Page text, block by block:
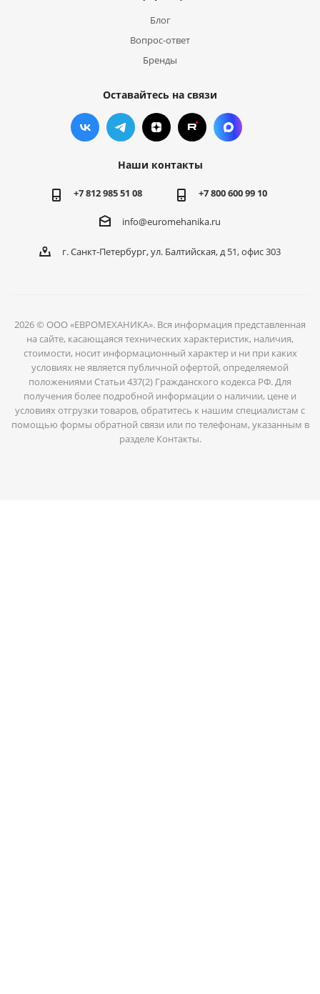
Блог
Вопрос-ответ
Бренды
Оставайтесь на связи
Наши контакты
+7 812 985 51 08 +7 800 600 99 10
info@euromehanika.ru
г. Санкт-Петербург, ул. Балтийская, д 51, офис 303
2026 © ООО «ЕВРОМЕХАНИКА». Вся информация представленная
на сайте, касающаяся технических характеристик, наличия,
стоимости, носит информационный характер и ни при каких
условиях не является публичной офертой, определяемой
положениями Статьи 437(2) Гражданского кодекса РФ. Для
получения более подробной информации о наличии, цене и
условиях отгрузки товаров, обратитесь к нашим специалистам с
помощью формы обратной связи или по телефонам, указанным в
разделе Контакты.